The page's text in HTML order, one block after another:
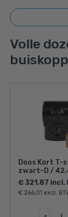
Volle
Doos Kort T-
zwart-D /
(40 stuks)
€ 321,87 incl.
€ 266,01 excl.